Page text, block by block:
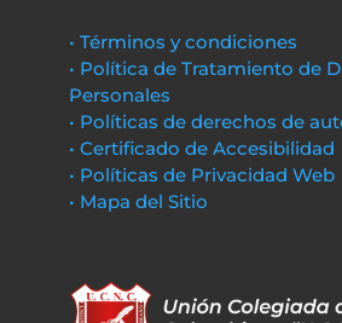
• Términos y condiciones
• Política de Tratamiento de
Personales
• Políticas de derechos de
• Certificado de Accesibilidad
• Políticas de Privacidad Web
• Mapa del Sitio